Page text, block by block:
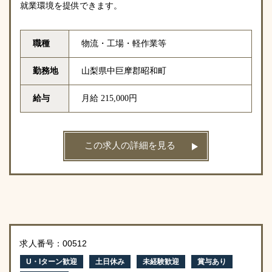
就業環境を提供できます。
職種 物流・工場・軽作業等
勤務地 山梨県中巨摩郡昭和町
給与 月給 215,000円
この求人の詳細を見る
求人番号：00512
U・Iターン歓迎 土日休み 未経験歓迎
賞与あり